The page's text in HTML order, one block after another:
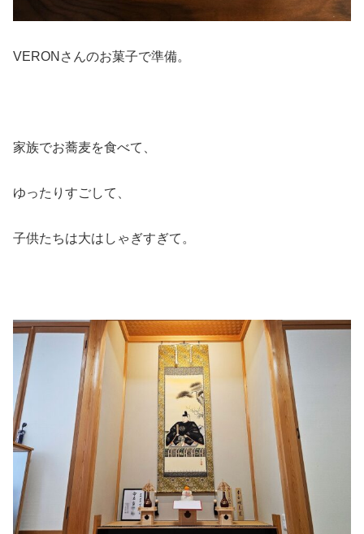
VERONさんのお菓子で準備。
家族でお蕎麦を食べて、
ゆったりすごして、
子供たちは大はしゃぎすぎて。